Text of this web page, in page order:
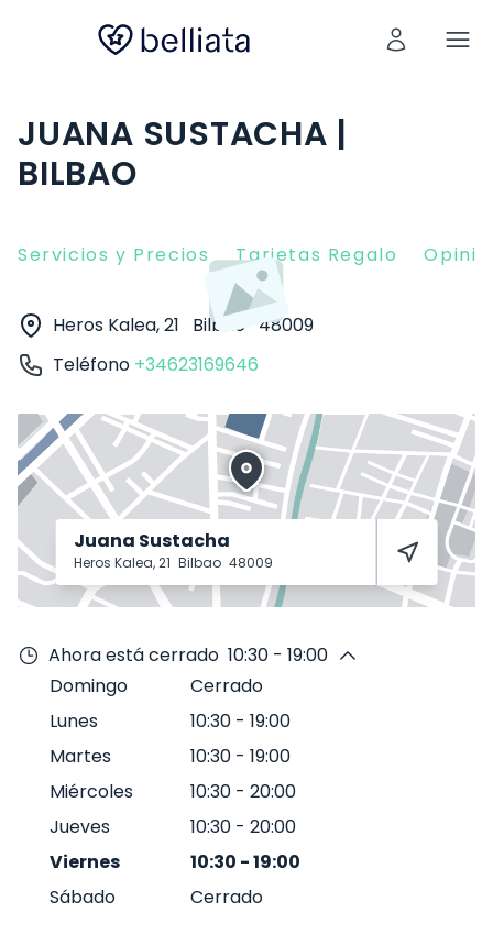
JUANA SUSTACHA |
BILBAO
Servicios y Precios Tarjetas Regalo
Heros Kalea, 21 Bilbao
48009
Teléfono +34623169646
Juana Sustacha
Heros Kalea, 21 Bilbao 48009
Ahora está cerrado 10:30 - 19:00
Domingo
Cerrado
Lunes
10:30 - 19:00
Martes
10:30 - 19:00
Miércoles
10:30 - 20:00
Jueves
10:30 - 20:00
Viernes
10:30 -19:00
Sábado
Cerrado